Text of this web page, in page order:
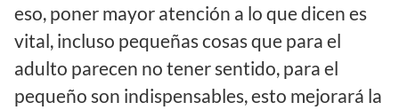
eso, poner mayor atención a lo que dicen es
vital, incluso pequeñas cosas que para el
adulto parecen no tener sentido, para el
pequeño son indispensables, esto mejorará la